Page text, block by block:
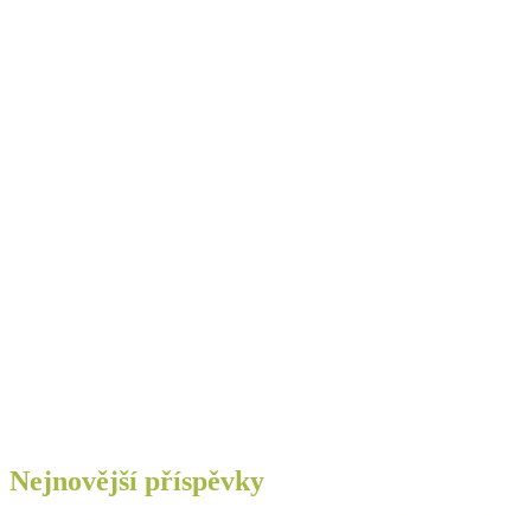
Nejnovější příspěvky